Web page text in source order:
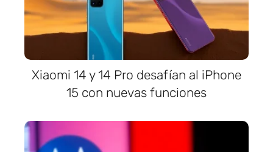
Xiaomi 14 y 14 Pro desafían al iPhone
15 con nuevas funciones